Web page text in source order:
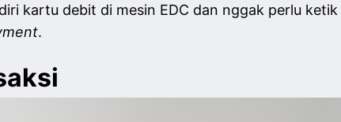
kartu debit di mesin EDC dan nggak perlu
.